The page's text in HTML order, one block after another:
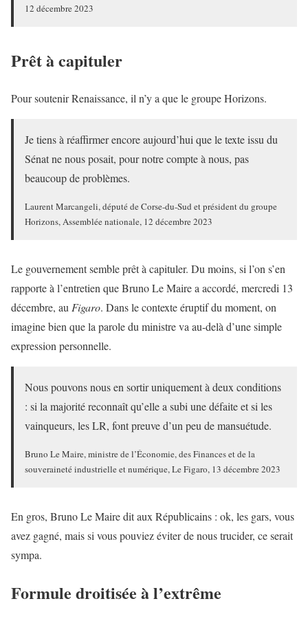
12 décembre 2023
Prêt à capituler
Pour soutenir Renaissance, il n’y a que le groupe Horizons.
Je tiens à réaffirmer encore aujourd’hui que le texte issu du
Sénat ne nous posait, pour notre compte à nous, pas
beaucoup de problèmes.
Laurent Marcangeli, député de Corse-du-Sud et président du groupe
Horizons, Assemblée nationale, 12 décembre 2023
Le gouvernement semble prêt à capituler. Du moins, si l’on s’en
rapporte à l’entretien que Bruno Le Maire a accordé, mercredi 13
décembre, au Figaro. Dans le contexte éruptif du moment, on
imagine bien que la parole du ministre va au-delà d’une simple
expression personnelle.
Nous pouvons nous en sortir uniquement à deux conditions
: si la majorité reconnaît qu’elle a subi une défaite et si les
vainqueurs, les LR, font preuve d’un peu de mansuétude.
Bruno Le Maire, ministre de l’Économie, des Finances et de la
souveraineté industrielle et numérique, Le Figaro, 13 décembre 2023
En gros, Bruno Le Maire dit aux Républicains : ok, les gars, vous
avez gagné, mais si vous pouviez éviter de nous trucider, ce serait
sympa.
Formule droitisée à l’extrême